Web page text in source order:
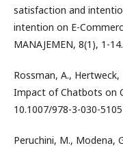
satisfaction and
intention on E-
MANAJEMEN, 8(1), 1-
Rossman, A.,
Impact of Chatbots on
10.1007/978-3-030-
Peruchini, M., Modena,